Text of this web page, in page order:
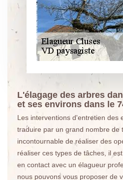
L'élagage des arbres
et ses environs dans le
Les interventions d'entretien des
traduire par un grand nombre de
incontournable de réaliser des
réaliser ces types de tâches, il
en contact avec un élagueur
nous pouvons vous proposer de